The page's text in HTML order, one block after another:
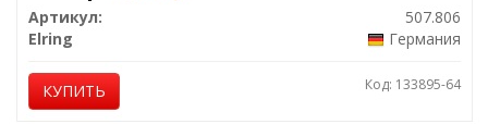
Артикул:
507.806
Elring
Германия
КУПИТЬ Код: 133895-64